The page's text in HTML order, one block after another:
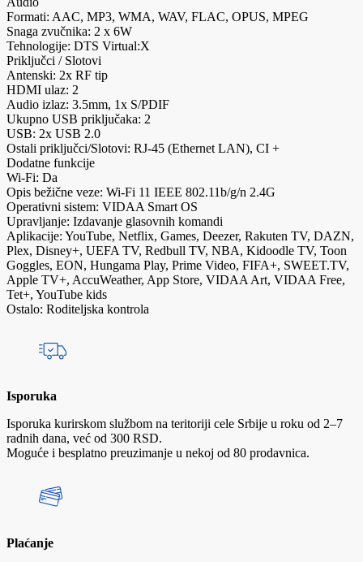
Formati: AAC, MP3, WMA, WAV, FLAC, OPUS, MPEG
Snaga zvučnika: 2 x 6W
Tehnologije: DTS Virtual:X
Priključci / Slotovi
Antenski: 2x RF tip
HDMI ulaz: 2
Audio izlaz: 3.5mm, 1x S/PDIF
Ukupno USB priključaka: 2
USB: 2x USB 2.0
Ostali priključci/Slotovi: RJ-45 (Ethernet LAN), CI +
Dodatne funkcije
Wi-Fi: Da
Opis bežične veze: Wi-Fi 11 IEEE 802.11b/g/n 2.4G
Operativni sistem: VIDAA Smart OS
Upravljanje: Izdavanje glasovnih komandi
Aplikacije: YouTube, Netflix, Games, Deezer, Rakuten TV, DAZN,
Plex, Disney+, UEFA TV, Redbull TV, NBA, Kidoodle TV, Toon
Goggles, EON, Hungama Play, Prime Video, FIFA+, SWEET.TV,
Apple TV+, AccuWeather, App Store, VIDAA Art, VIDAA Free,
Tet+, YouTube kids
Ostalo: Roditeljska kontrola
Isporuka
Isporuka kurirskom službom na teritoriji cele Srbije u roku od 2–7
radnih dana, već od 300 RSD.
Moguće i besplatno preuzimanje u nekoj od 80 prodavnica.
Plaćanje